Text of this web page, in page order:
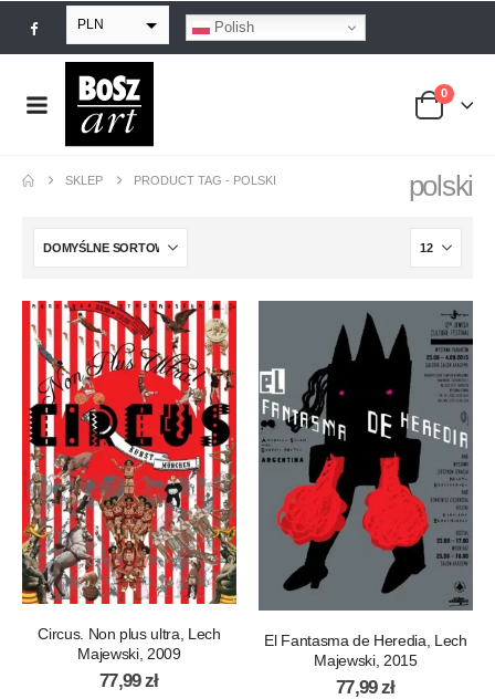
PLN
EUR
USD
Polish
0
polski
SKLEP PRODUCT TAG - POLSKI
Circus. Non plus ultra, Lech
Majewski, 2009
77,99zł
El Fantasma de Heredia, Lech
Majewski, 2015
77,99zł